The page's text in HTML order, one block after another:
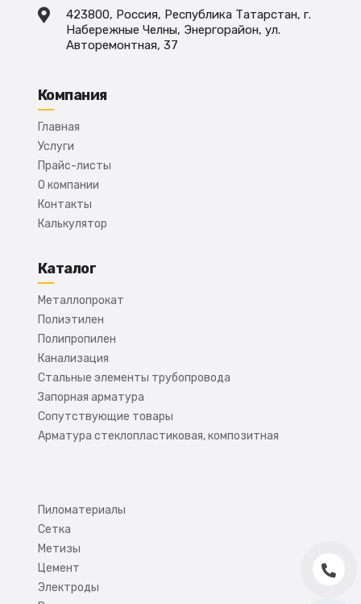
423800, Россия, Республика Татарстан, г.
Набережные Челны, Энергорайон, ул.
Авторемонтная, 37
Компания
Главная
Услуги
Прайс-листы
О компании
Контакты
Калькулятор
Каталог
Металлопрокат
Полиэтилен
Полипропилен
Канализация
Стальные элементы трубопровода
Запорная арматура
Сопутствующие товары
Арматура стеклопластиковая, композитная
Пиломатериалы
Сетка
Метизы
Цемент
Электроды